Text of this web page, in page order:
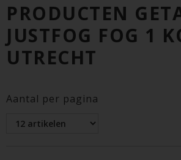
PRODUCTEN
JUSTFOG FOG 1
UTRECHT
Aantal per pagina